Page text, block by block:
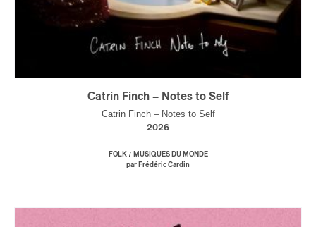
Catrin Finch – Notes to Self
Catrin Finch – Notes to Self
2026
FOLK/ MUSIQUES DU MONDE
par Frédéric Cardin